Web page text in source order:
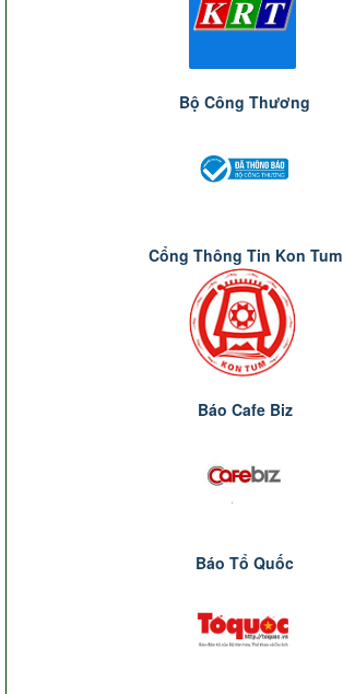
Bộ Công Thương
Cổng Thông Tin Kon Tum
Báo Cafe Biz
Báo Tổ Quốc